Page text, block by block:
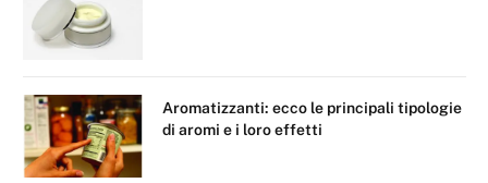
Aromatizzanti: ecco le principali tipologie
di aromi e i loro effetti